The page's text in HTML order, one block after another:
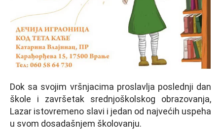
Dok sa svojim vršnjacima proslavlјa poslednji dan
škole i završetak srednjoškolskog obrazovanja,
Lazar istovremeno slavi i jedan od najvećih uspeha
u svom dosadašnjem školovanju.